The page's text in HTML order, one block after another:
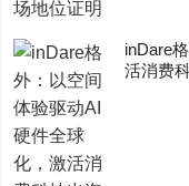
inDare
活消费